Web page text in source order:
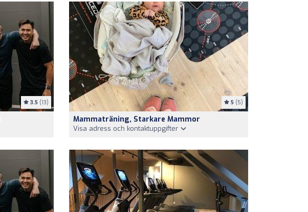
3.5 (13) 5 (5)
Mammaträning, Starkare Mammor
Visa adress och kontaktuppgifter